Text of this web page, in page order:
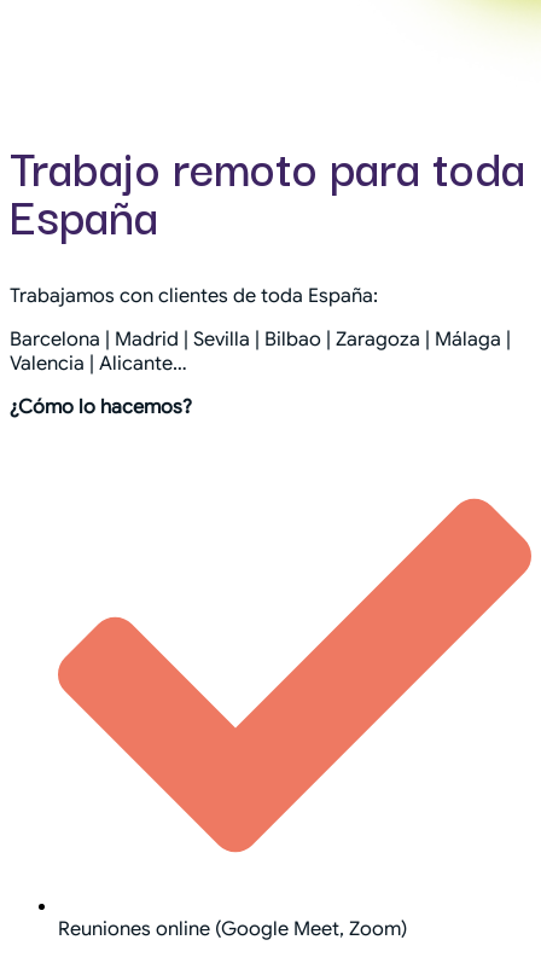
Trabajo remoto para toda
España
Trabajamos con clientes de toda España:
Barcelona | Madrid | Sevilla | Bilbao | Zaragoza | Málaga |
Valencia | Alicante…
¿Cómo lo hacemos?
Reuniones online (Google Meet, Zoom)